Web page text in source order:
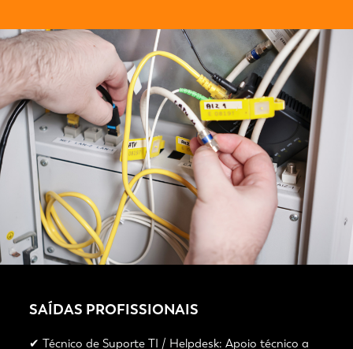
SAÍDAS PROFISSIONAIS
✔ Técnico de Suporte TI / Helpdesk: Apoio técnico a